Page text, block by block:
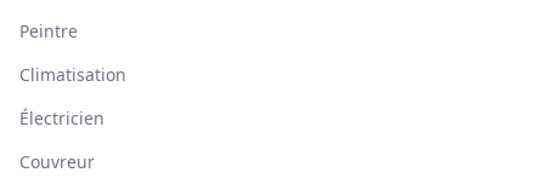
Peintre
Climatisation
Électricien
Couvreur